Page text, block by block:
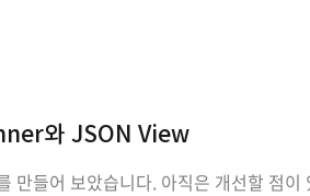
와 JSON View
만들어 보았습니다. 아직은 개선할 점